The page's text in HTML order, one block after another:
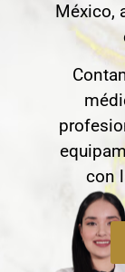
México,
con